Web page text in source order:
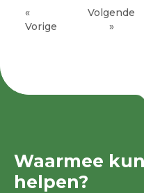
«
Vorige
Volgende
»
Waarmee
helpen?